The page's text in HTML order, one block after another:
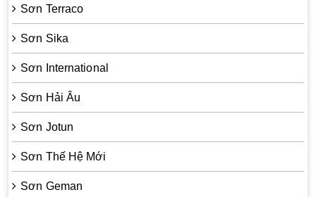
Sơn Terraco
Sơn Sika
Sơn International
Sơn Hải Âu
Sơn Jotun
Sơn Thế Hệ Mới
Sơn Geman